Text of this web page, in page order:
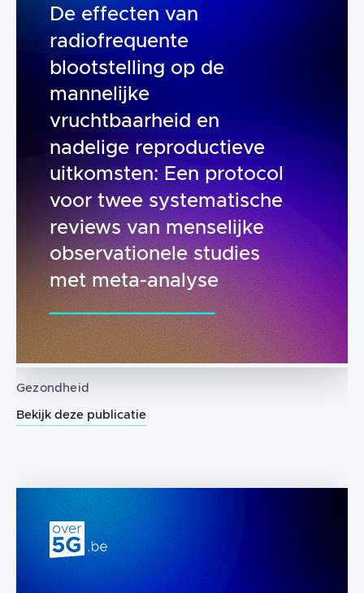
De effecten van
radiofrequente
blootstelling op de
mannelijke
vruchtbaarheid en
nadelige reproductieve
uitkomsten: Een protocol
voor twee systematische
reviews van menselijke
observationele studies
met meta-analyse
De effecten van radiofrequente
Gezondheid
Bekijk deze publicatie